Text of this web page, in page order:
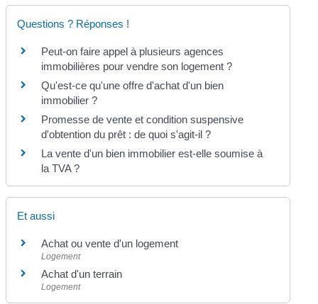
Questions ? Réponses !
Peut-on faire appel à plusieurs agences
immobilières pour vendre son logement ?
Qu'est-ce qu'une offre d'achat d'un bien
immobilier ?
Promesse de vente et condition suspensive
d'obtention du prêt : de quoi s'agit-il ?
La vente d'un bien immobilier est-elle soumise à
la TVA ?
Et aussi
Achat ou vente d'un logement
Logement
Achat d'un terrain
Logement